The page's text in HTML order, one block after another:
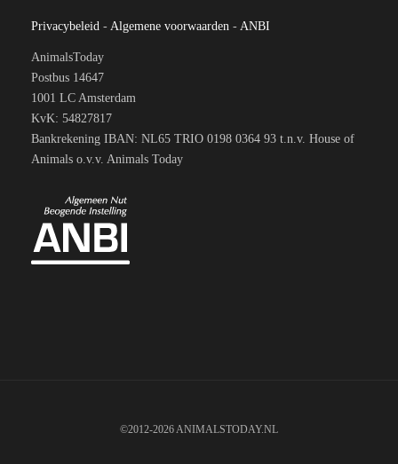
Privacybeleid - Algemene voorwaarden - ANBI
AnimalsToday
Postbus 14647
1001 LC Amsterdam
KvK: 54827817
Bankrekening IBAN: NL65 TRIO 0198 0364 93 t.n.v. House of
Animals o.v.v. Animals Today
©2012-2026 ANIMALSTODAY.NL